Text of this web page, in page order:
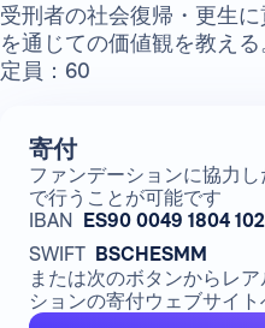
受刑者の社会復帰・更生
を通じての価値観を教える
定員：60
寄付
ファンデーションに協力
で行うことが可能です
IBAN ES90 0049 1804
SWIFT BSCHESMM
または次のボタンからレ
ションの寄付ウェブサイ